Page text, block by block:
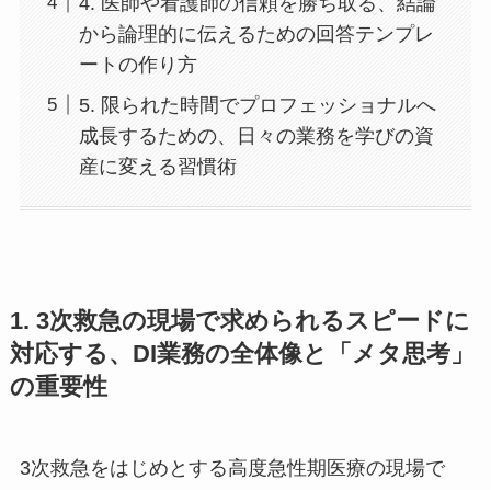
から論理的に伝えるための回答テンプレ
ートの作り方
5. 限られた時間でプロフェッショナルへ
成長するための、日々の業務を学びの資
産に変える習慣術
1. 3次救急の現場で求められるスピードに
対応する、DI業務の全体像と「メタ思考」
の重要性
3次救急をはじめとする高度急性期医療の現場で